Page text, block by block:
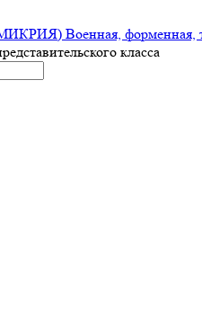
класса